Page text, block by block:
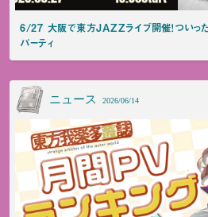
6/27 大阪で東方JAZZライブ開催！ついっ
パーティ
ニュース 2026/06/14